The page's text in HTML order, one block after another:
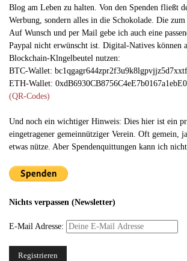
Blog am Leben zu halten. Von den Spenden fließt
Werbung, sondern alles in die Schokolade. Die
Auf Wunsch und per Mail gebe ich auch eine
Paypal nicht erwünscht ist. Digital-Natives können
Blockchain-Klngelbeutel nutzen:
BTC-Wallet:
ETH-Wallet:
(QR-Codes)
Und noch ein wichtiger Hinweis: Dies hier ist ein
eingetragener gemeinnütziger Verein. Oft gemein,
etwas nütze. Aber Spendenquittungen kann ich nicht
Nichts verpassen (Newsletter)
E-Mail Adresse: